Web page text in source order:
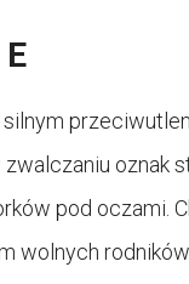
oznak
pod oczami.
wolnych